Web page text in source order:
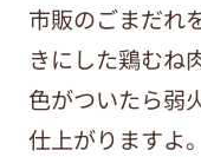
市販のごまだれ
きにした鶏むね
色がついたら弱
仕上がりますよ